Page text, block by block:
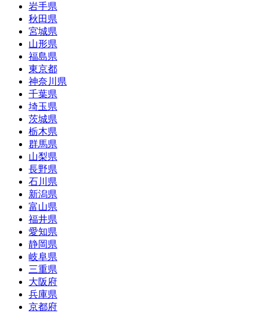
岩手県
秋田県
宮城県
山形県
福島県
東京都
神奈川県
千葉県
埼玉県
茨城県
栃木県
群馬県
山梨県
長野県
石川県
新潟県
富山県
福井県
愛知県
静岡県
岐阜県
三重県
大阪府
兵庫県
京都府